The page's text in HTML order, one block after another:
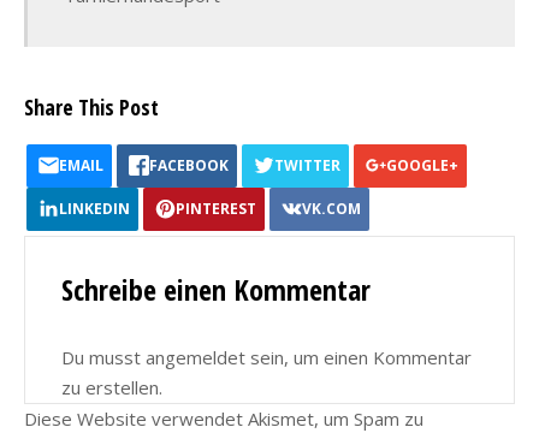
Share This Post
EMAIL FACEBOOK TWITTER GOOGLE+
LINKEDIN PINTEREST VK.COM
Schreibe einen Kommentar
Du musst angemeldet sein, um einen Kommentar
zu erstellen.
Diese Website verwendet Akismet, um Spam zu